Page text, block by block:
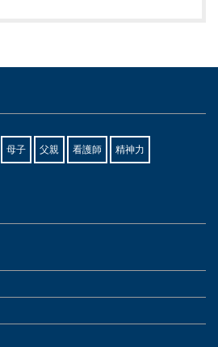
母子 父親 看護師 精神力